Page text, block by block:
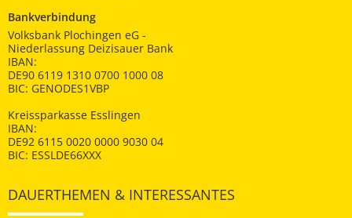
Bankverbindung
Volksbank Plochingen eG -
Niederlassung Deizisauer Bank
IBAN:
DE90 6119 1310 0700 1000 08
BIC: GENODES1VBP
Kreissparkasse Esslingen
IBAN:
DE92 6115 0020 0000 9030 04
BIC: ESSLDE66XXX
DAUERTHEMEN & INTERESSANTES